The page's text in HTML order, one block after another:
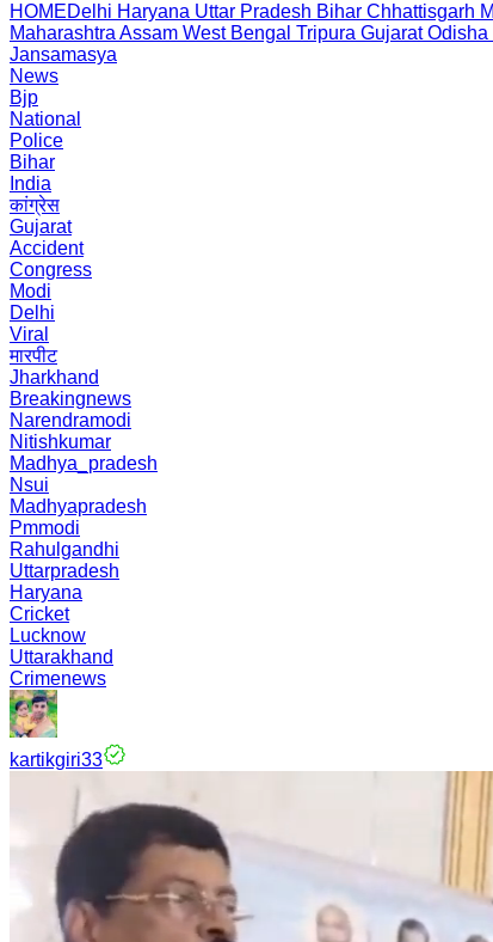
HOMEDelhi Haryana Uttar Pradesh Bihar Chhattisgarh
Maharashtra Assam West Bengal Tripura Gujarat Odisha
Jansamasya
News
Bjp
National
Police
Bihar
India
कांग्रेस
Gujarat
Accident
Congress
Modi
Delhi
Viral
मारपीट
Jharkhand
Breakingnews
Narendramodi
Nitishkumar
Madhya_pradesh
Nsui
Madhyapradesh
Pmmodi
Rahulgandhi
Uttarpradesh
Haryana
Cricket
Lucknow
Uttarakhand
Crimenews
kartikgiri33